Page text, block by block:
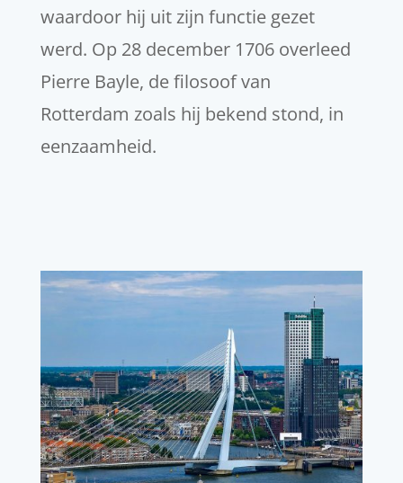
waardoor hij uit zijn functie gezet
werd. Op 28 december 1706 overleed
Pierre Bayle, de filosoof van
Rotterdam zoals hij bekend stond, in
eenzaamheid.